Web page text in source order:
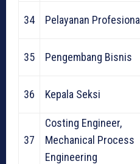
34 Pelayanan Profesional
35 Pengembang Bisnis
36 Kepala Seksi
37
Costing Engineer,
Mechanical Process
Engineering